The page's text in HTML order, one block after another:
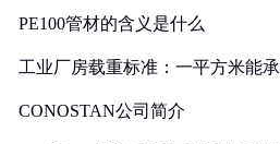
PE100管材的含义是什么
工业厂房载重标准：一平方米能
CONOSTAN公司简介